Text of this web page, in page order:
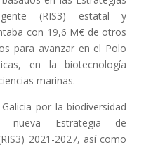
(RIS3) estatal y
con 19,6 M€ de otros
para avanzar en el Polo
en la biotecnología
marinas.
por la biodiversidad
Estrategia de
2021-2027, así como